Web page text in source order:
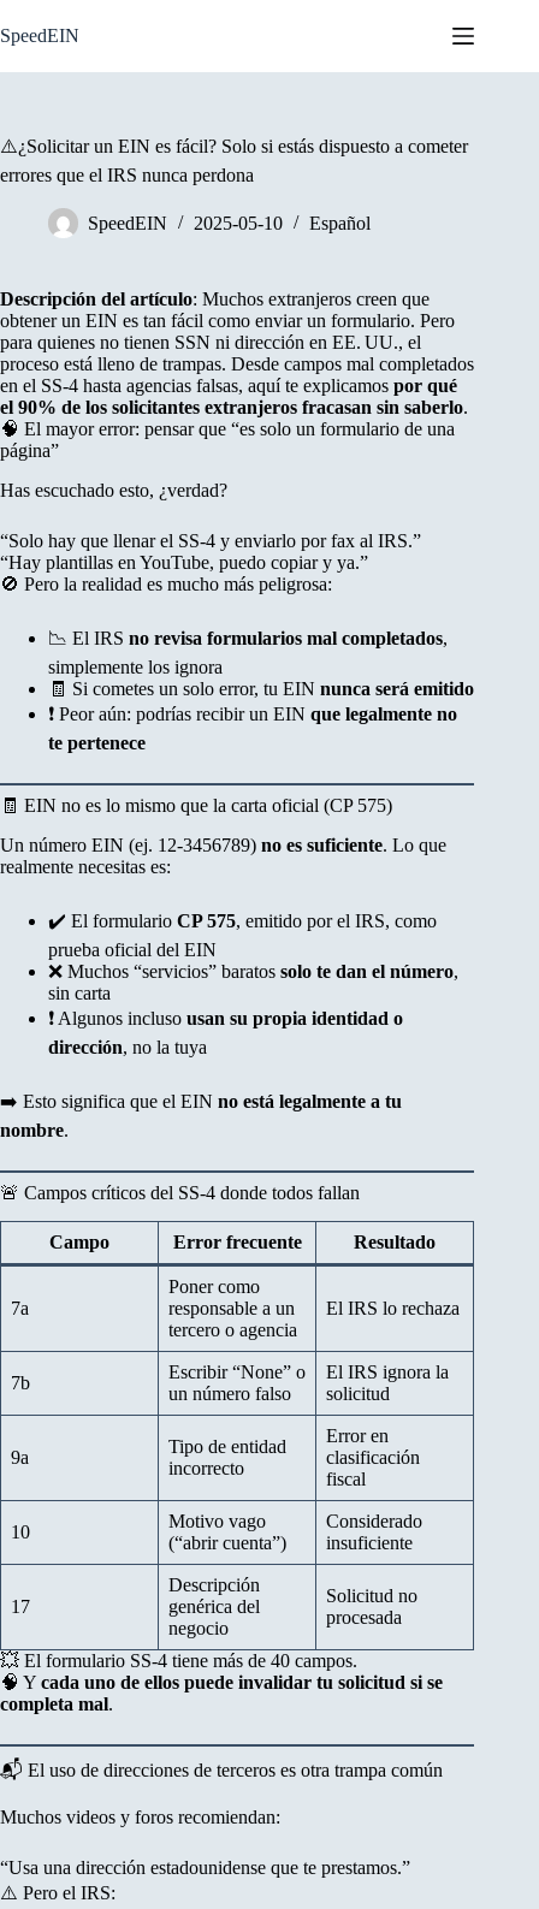
to
content
SpeedEIN
⚠️¿Solicitar un EIN es fácil? Solo si estás dispuesto a cometer
errores que el IRS nunca perdona
SpeedEIN 2025-05-10 Español
Descripción del artículo: Muchos extranjeros creen que
obtener un EIN es tan fácil como enviar un formulario. Pero
para quienes no tienen SSN ni dirección en EE. UU., el
proceso está lleno de trampas. Desde campos mal completados
en el SS-4 hasta agencias falsas, aquí te explicamos por qué
el 90% de los solicitantes extranjeros fracasan sin saberlo.
🧠 El mayor error: pensar que “es solo un formulario de una
página”
Has escuchado esto, ¿verdad?
“Solo hay que llenar el SS-4 y enviarlo por fax al IRS.”
“Hay plantillas en YouTube, puedo copiar y ya.”
🚫 Pero la realidad es mucho más peligrosa:
📉 El IRS no revisa formularios mal completados,
simplemente los ignora
🧾 Si cometes un solo error, tu EIN nunca será emitido
❗ Peor aún: podrías recibir un EIN que legalmente no
te pertenece
🧾 EIN no es lo mismo que la carta oficial (CP 575)
Un número EIN (ej. 12-3456789) no es suficiente. Lo que
realmente necesitas es:
✔️ El formulario CP 575, emitido por el IRS, como
prueba oficial del EIN
❌ Muchos “servicios” baratos solo te dan el número,
sin carta
❗ Algunos incluso usan su propia identidad o
dirección, no la tuya
➡️ Esto significa que el EIN no está legalmente a tu
nombre.
🚨 Campos críticos del SS-4 donde todos fallan
Campo Error frecuente Resultado
7a
Poner como
responsable a un
tercero o agencia
El IRS lo rechaza
7b
Escribir “None” o
un número falso
El IRS ignora la
solicitud
9a
Tipo de entidad
incorrecto
Error en
clasificación
fiscal
10
Motivo vago
(“abrir cuenta”)
Considerado
insuficiente
17
Descripción
genérica del
negocio
Solicitud no
procesada
💥 El formulario SS-4 tiene más de 40 campos.
🧠 Y cada uno de ellos puede invalidar tu solicitud si se
completa mal.
📬 El uso de direcciones de terceros es otra trampa común
Muchos videos y foros recomiendan:
“Usa una dirección estadounidense que te prestamos.”
⚠️ Pero el IRS: